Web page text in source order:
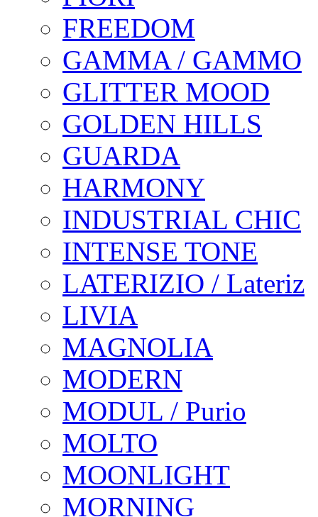
FREEDOM
GAMMA / GAMMO
GLITTER MOOD
GOLDEN HILLS
GUARDA
HARMONY
INDUSTRIAL CHIC
INTENSE TONE
LATERIZIO / Lateriz
LIVIA
MAGNOLIA
MODERN
MODUL / Purio
MOLTO
MOONLIGHT
MORNING